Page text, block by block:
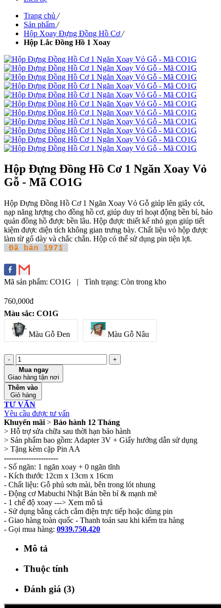
Trang chủ /
Sản phẩm /
Hộp Xoay Đựng Đồng Hồ Cơ /
Hộp Lắc Đồng Hồ 1 Xoay
Hộp Đựng Đồng Hồ Cơ 1 Ngăn Xoay Vỏ
Gỗ - Mã CO1G
Hộp Đựng Đồng Hồ Cơ 1 Ngăn Xoay Vỏ Gỗ giúp lên giây cót,
nạp năng lượng cho đồng hồ cơ, giúp duy trì hoạt động bền bỉ, bảo
quản đồng hồ được bền lâu. Hộp được thiết kế nhỏ gọn giúp tiết
kiệm được diện tích không gian trưng bày. Chất liệu vỏ hộp được
làm từ gổ dày và chắc chắn. Hộp có thể sử dụng pin tiện lợi.
Đã bán 1971
Mã sản phẩm: CO1G | Tình trạng: Còn trong kho
760,000đ
Màu sắc: CO1G
Màu Gỗ Đen Màu Gỗ Nâu
-
+
Mua ngay
Giao hàng tận nơi
Thêm vào
Giỏ hàng
TƯ VẤN
Yêu cầu được tư vấn
Khuyến mãi> Bảo hành 12 Tháng
> Hỗ trợ sửa chữa sau thời hạn bảo hành
> Sản phẩm bao gồm: Adapter 3V + Giấy hướng dẫn sử dụng
> Tặng kèm cặp Pin AA
----------------------
- Số ngăn: 1 ngăn xoay + 0 ngăn tĩnh
- Kích thước 12cm x 13cm x 16cm
- Chất liệu: Gỗ phủ sơn mài, bên trong lót nhung
- Động cơ Mabuchi Nhật Bản bền bỉ & mạnh mẽ
- 1 chế độ xoay ---> Xem mô tả
- Sử dụng bằng cách cắm điện trực tiếp hoặc dùng pin
- Giao hàng toàn quốc - Thanh toán sau khi kiểm tra hàng
- Gọi mua hàng: 0939.750.420
Mô tả
Thuộc tính
Đánh giá (3)